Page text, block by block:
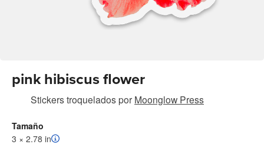
pink hibiscus flower
Stickers troqueladospor Moonglow Press
Tamaño
3 × 2.78 in